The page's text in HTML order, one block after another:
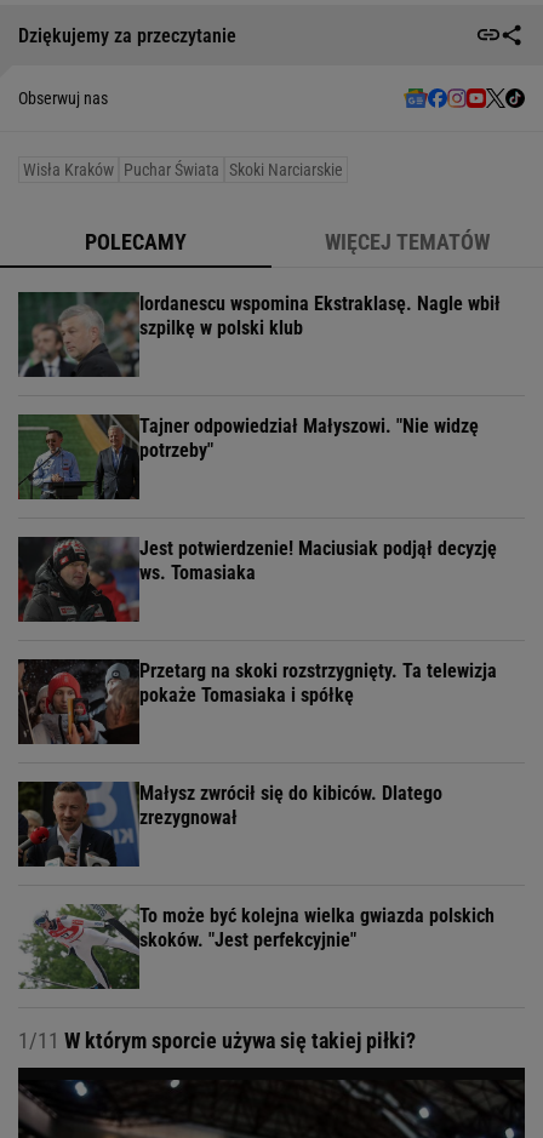
Dziękujemy za przeczytanie
Obserwuj nas
Wisła Kraków Puchar Świata Skoki Narciarskie
POLECAMY WIĘCEJ TEMATÓW
Iordanescu wspomina Ekstraklasę. Nagle wbił
szpilkę w polski klub
Tajner odpowiedział Małyszowi. "Nie widzę
potrzeby"
Jest potwierdzenie! Maciusiak podjął decyzję
ws. Tomasiaka
Przetarg na skoki rozstrzygnięty. Ta telewizja
pokaże Tomasiaka i spółkę
Małysz zwrócił się do kibiców. Dlatego
zrezygnował
To może być kolejna wielka gwiazda polskich
skoków. "Jest perfekcyjnie"
1/11 W którym sporcie używa się takiej piłki?